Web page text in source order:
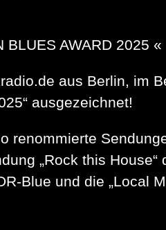
AWARD 2025 «
aus Berlin, im
ausgezeichnet!
renommierte
„Rock this House“
Blue und die „Local